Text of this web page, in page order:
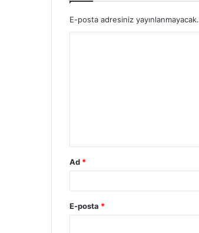
E-posta adresiniz yayınlanmayacak.
Ad *
E-posta *